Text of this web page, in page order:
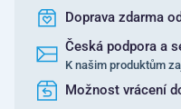
Doprava zdarma
Česká podpora a
K našim produktům
Možnost vrácení